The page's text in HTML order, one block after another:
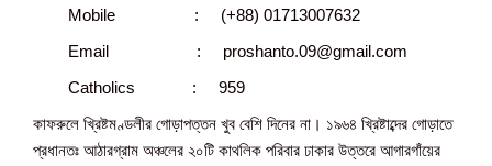
Mobile : (+88) 01713007632
Email : proshanto.09@gmail.com
Catholics : 959
কাফরুলে খ্রিষ্টমণ্ডলীর গোড়াপত্তন খুব বেশি দিনের না। ১৯৬৪ খ্রিষ্টাব্দের গোড়াতে
প্রধানতঃ আঠারগ্রাম অঞ্চলের ২০টি কাথলিক পরিবার ঢাকার উত্তরে আগারগাঁয়ের